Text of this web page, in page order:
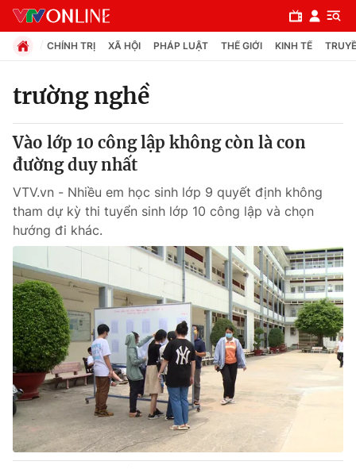
Chuyên mục
Chính trị
Xã hội
Pháp luật
Y tế
Thế giới
Tin tức
Thế giới đó đây
Câu chuyện quốc tế
Kinh tế
Tài chính
Thị trường
Dữ liệu và đời sống
CHÍNH TRỊ XÃ HỘI PHÁP LUẬT THẾ GIỚI KINH TẾ
trường nghề
Vào lớp 10 công lập không còn là con
đường duy nhất
VTV.vn - Nhiều em học sinh lớp 9 quyết định không
tham dự kỳ thi tuyển sinh lớp 10 công lập và chọn
hướng đi khác.